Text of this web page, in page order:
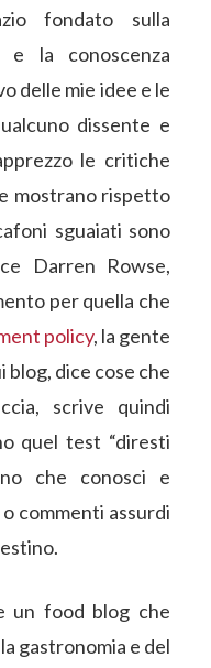
fondato sulla
e la conoscenza
delle mie idee e le
dissente e
le critiche
mostrano rispetto
sguaiati sono
Darren Rowse,
per quella che
policy, la gente
blog, dice cose che
scrive quindi
quel test “diresti
che conosci e
commenti assurdi
un food blog che
gastronomia e del